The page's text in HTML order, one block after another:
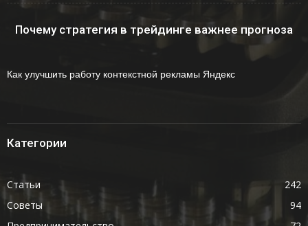
Почему стратегия в трейдинге важнее прогноза
Как улучшить работу контекстной рекламы Яндекс
Категории
Статьи
242
Советы
94